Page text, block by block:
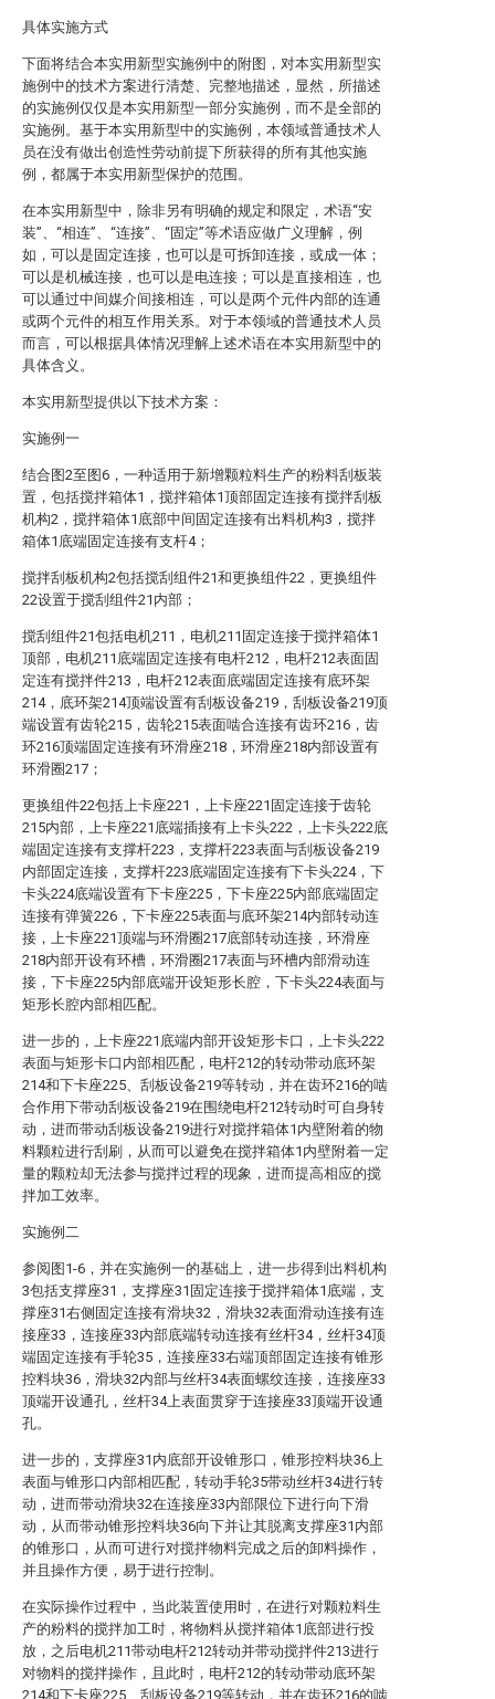
具体实施方式
下面将结合本实用新型实施例中的附图，对本实用新型实
施例中的技术方案进行清楚、完整地描述，显然，所描述
的实施例仅仅是本实用新型一部分实施例，而不是全部的
实施例。基于本实用新型中的实施例，本领域普通技术人
员在没有做出创造性劳动前提下所获得的所有其他实施
例，都属于本实用新型保护的范围。
在本实用新型中，除非另有明确的规定和限定，术语“安
装”、“相连”、“连接”、“固定”等术语应做广义理解，例
如，可以是固定连接，也可以是可拆卸连接，或成一体；
可以是机械连接，也可以是电连接；可以是直接相连，也
可以通过中间媒介间接相连，可以是两个元件内部的连通
或两个元件的相互作用关系。对于本领域的普通技术人员
而言，可以根据具体情况理解上述术语在本实用新型中的
具体含义。
本实用新型提供以下技术方案：
实施例一
结合图2至图6，一种适用于新增颗粒料生产的粉料刮板装
置，包括搅拌箱体1，搅拌箱体1顶部固定连接有搅拌刮板
机构2，搅拌箱体1底部中间固定连接有出料机构3，搅拌
箱体1底端固定连接有支杆4；
搅拌刮板机构2包括搅刮组件21和更换组件22，更换组件
22设置于搅刮组件21内部；
搅刮组件21包括电机211，电机211固定连接于搅拌箱体1
顶部，电机211底端固定连接有电杆212，电杆212表面固
定连有搅拌件213，电杆212表面底端固定连接有底环架
214，底环架214顶端设置有刮板设备219，刮板设备219顶
端设置有齿轮215，齿轮215表面啮合连接有齿环216，齿
环216顶端固定连接有环滑座218，环滑座218内部设置有
环滑圈217；
更换组件22包括上卡座221，上卡座221固定连接于齿轮
215内部，上卡座221底端插接有上卡头222，上卡头222底
端固定连接有支撑杆223，支撑杆223表面与刮板设备219
内部固定连接，支撑杆223底端固定连接有下卡头224，下
卡头224底端设置有下卡座225，下卡座225内部底端固定
连接有弹簧226，下卡座225表面与底环架214内部转动连
接，上卡座221顶端与环滑圈217底部转动连接，环滑座
218内部开设有环槽，环滑圈217表面与环槽内部滑动连
接，下卡座225内部底端开设矩形长腔，下卡头224表面与
矩形长腔内部相匹配。
进一步的，上卡座221底端内部开设矩形卡口，上卡头222
表面与矩形卡口内部相匹配，电杆212的转动带动底环架
214和下卡座225、刮板设备219等转动，并在齿环216的啮
合作用下带动刮板设备219在围绕电杆212转动时可自身转
动，进而带动刮板设备219进行对搅拌箱体1内壁附着的物
料颗粒进行刮刷，从而可以避免在搅拌箱体1内壁附着一定
量的颗粒却无法参与搅拌过程的现象，进而提高相应的搅
拌加工效率。
实施例二
参阅图1-6，并在实施例一的基础上，进一步得到出料机构
3包括支撑座31，支撑座31固定连接于搅拌箱体1底端，支
撑座31右侧固定连接有滑块32，滑块32表面滑动连接有连
接座33，连接座33内部底端转动连接有丝杆34，丝杆34顶
端固定连接有手轮35，连接座33右端顶部固定连接有锥形
控料块36，滑块32内部与丝杆34表面螺纹连接，连接座33
顶端开设通孔，丝杆34上表面贯穿于连接座33顶端开设通
孔。
进一步的，支撑座31内底部开设锥形口，锥形控料块36上
表面与锥形口内部相匹配，转动手轮35带动丝杆34进行转
动，进而带动滑块32在连接座33内部限位下进行向下滑
动，从而带动锥形控料块36向下并让其脱离支撑座31内部
的锥形口，从而可进行对搅拌物料完成之后的卸料操作，
并且操作方便，易于进行控制。
在实际操作过程中，当此装置使用时，在进行对颗粒料生
产的粉料的搅拌加工时，将物料从搅拌箱体1底部进行投
放，之后电机211带动电杆212转动并带动搅拌件213进行
对物料的搅拌操作，且此时，电杆212的转动带动底环架
214和下卡座225、刮板设备219等转动，并在齿环216的啮